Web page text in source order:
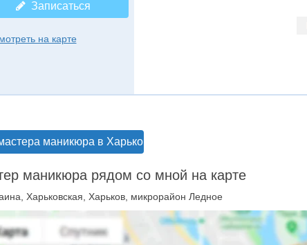
Записаться
на карте
маникюра в Харькове
маникюра рядом со мной на карте
Харьковская, Харьков, микрорайон Ледное